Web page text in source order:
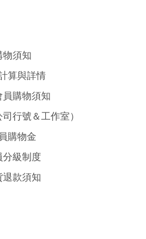
物須知
算與詳情
購物須知
行號＆工作室）
購物金
分級制度
退款須知